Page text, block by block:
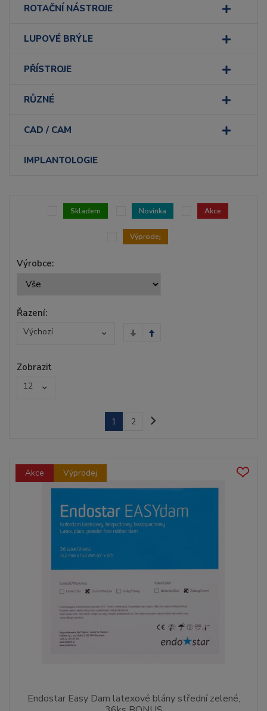
ROTAČNÍ NÁSTROJE
LUPOVÉ BRÝLE
PŘÍSTROJE
RŮZNÉ
CAD / CAM
IMPLANTOLOGIE
Výrobce:
Skladem Novinka Akce
Výprodej
Řazení:
Výchozí
Zobrazit
12
1 2
Akce Výprodej
Endostar Easy Dam latexové blány střední zelené,